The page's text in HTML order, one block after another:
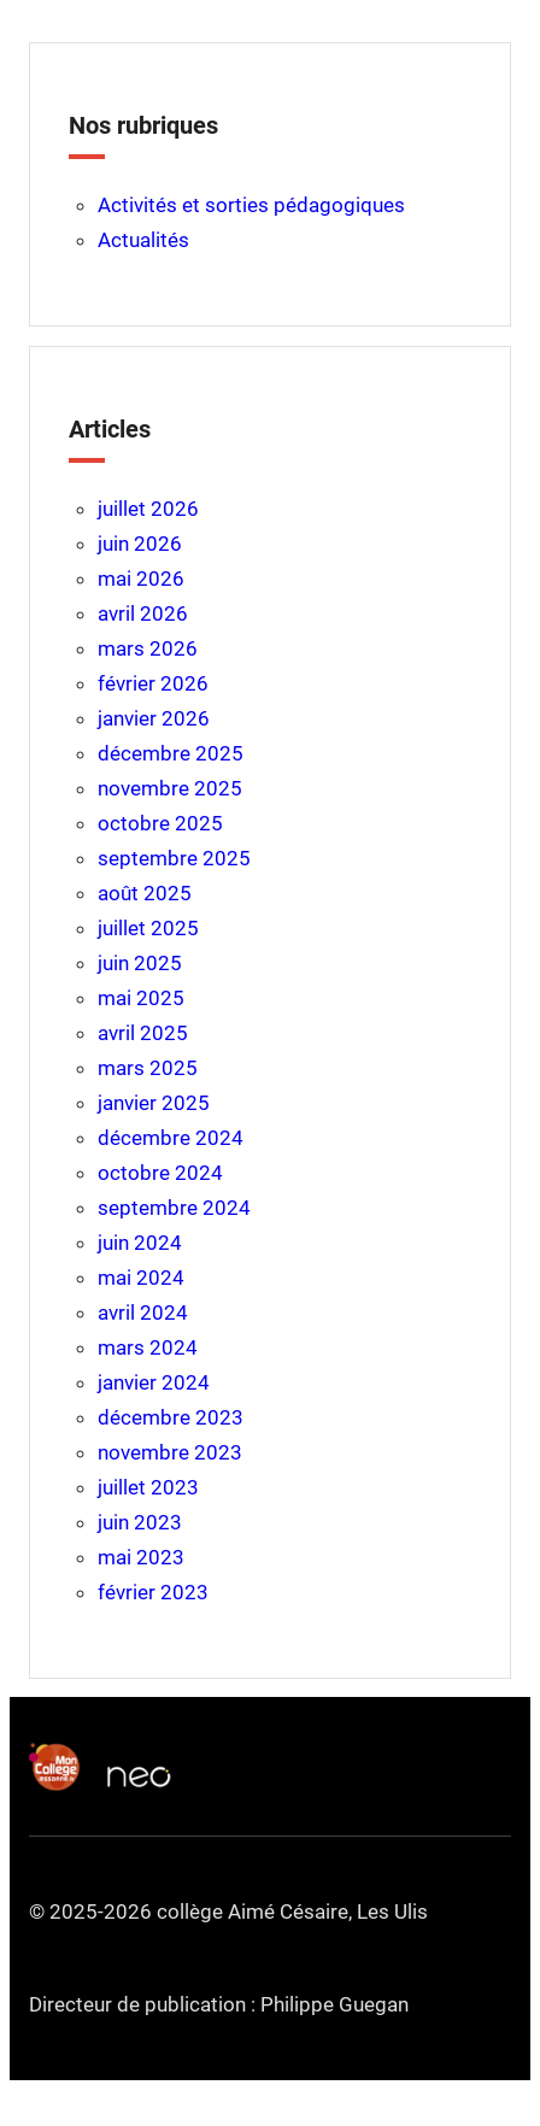
Nos rubriques
Activités et sorties pédagogiques
Actualités
Articles
juillet 2026
juin 2026
mai 2026
avril 2026
mars 2026
février 2026
janvier 2026
décembre 2025
novembre 2025
octobre 2025
septembre 2025
août 2025
juillet 2025
juin 2025
mai 2025
avril 2025
mars 2025
janvier 2025
décembre 2024
octobre 2024
septembre 2024
juin 2024
mai 2024
avril 2024
mars 2024
janvier 2024
décembre 2023
novembre 2023
juillet 2023
juin 2023
mai 2023
février 2023
© 2025-2026 collège Aimé Césaire, Les Ulis
Directeur de publication : Philippe Guegan